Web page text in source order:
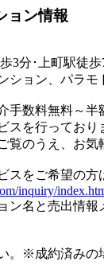
ョン情報
3分･
上町駅徒
ション、パラモ
手数料無料～半
スを行っており
覧のうえ、お気
スをご希望の方
inquiry/
名と売出情報
。※成約済みの